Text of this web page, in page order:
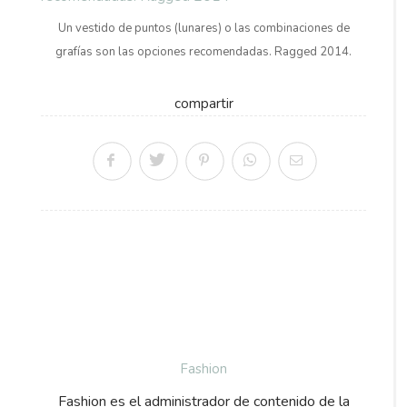
Un vestido de puntos (lunares) o las combinaciones de
grafías son las opciones recomendadas. Ragged 2014.
compartir
Fashion
Fashion es el administrador de contenido de la